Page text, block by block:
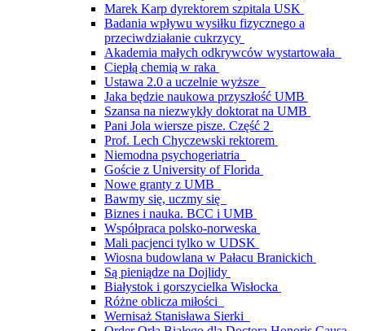
Marek Karp dyrektorem szpitala USK
Badania wpływu wysiłku fizycznego a
przeciwdziałanie cukrzycy
Akademia małych odkrywców wystartowała
Ciepłą chemią w raka
Ustawa 2.0 a uczelnie wyższe
Jaka będzie naukowa przyszłość UMB
Szansa na niezwykły doktorat na UMB
Pani Jola wiersze pisze. Część 2
Prof. Lech Chyczewski rektorem
Niemodna psychogeriatria
Goście z University of Florida
Nowe granty z UMB
Bawmy się, uczmy się
Biznes i nauka. BCC i UMB
Współpraca polsko-norweska
Mali pacjenci tylko w UDSK
Wiosna budowlana w Pałacu Branickich
Są pieniądze na Dojlidy
Białystok i gorszycielka Wisłocka
Różne oblicza miłości
Wernisaż Stanisława Sierki